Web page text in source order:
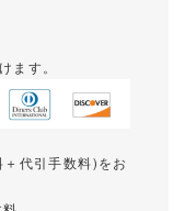
ます。
代引手数料)をお